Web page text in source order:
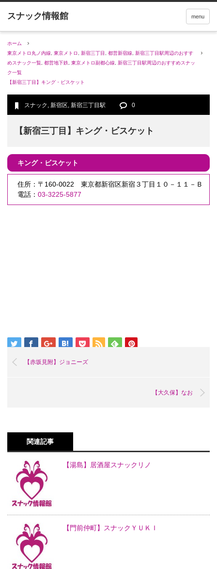
menu
ホーム
東京メトロ丸ノ内線
東京メトロ 新宿三丁目 都営新宿線
新宿三丁目駅周辺のおすす
めスナック一覧 都営地下鉄 東京メトロ副都心線
新宿三丁目駅周辺のおすすめスナッ
ク一覧
【新宿三丁目】キング・ビスケット
スナック , 新宿区, 新宿三丁目駅 0
【新宿三丁目】キング・ビスケット
キング・ビスケット
住所：〒160-0022 東京都新宿区新宿３丁目１０－１１－Ｂ
電話： 03-3225-5877
【赤坂見附】ジョニーズ
【大久保】なお
関連記事
【湯島】居酒屋スナックリノ
【門前仲町】スナックＹＵＫＩ